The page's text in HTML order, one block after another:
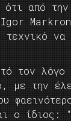
από
Igor
να
τον
με την
ο ίδιος: